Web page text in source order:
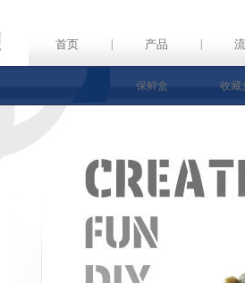
首页 产品
保鲜盒 收藏